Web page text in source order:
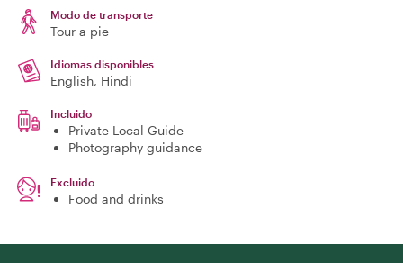
Modo de transporte
Tour a pie
Idiomas disponibles
English, Hindi
Incluido
Private Local Guide
Photography guidance
Excluido
Food and drinks